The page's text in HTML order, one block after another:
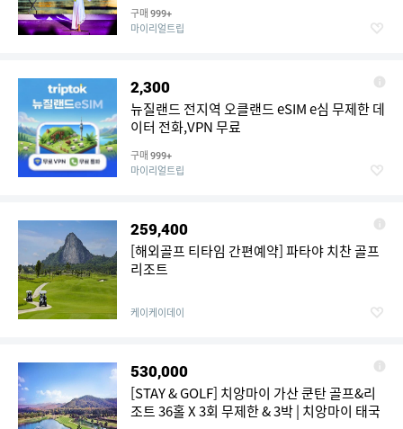
구매 999+
마이리얼트립
2,300
뉴질랜드 전지역 오클랜드 eSIM e심 무제한 데
이터 전화,VPN 무료
구매 999+
마이리얼트립
259,400
[해외골프 티타임 간편예약] 파타야 치찬 골프
리조트
케이케이데이
530,000
[STAY & GOLF] 치앙마이 가산 쿤탄 골프&리
조트 36홀 X 3회 무제한 & 3박 | 치앙마이 태국